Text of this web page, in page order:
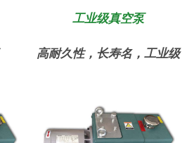
工业级真空泵
高耐久性，长寿名，工业级